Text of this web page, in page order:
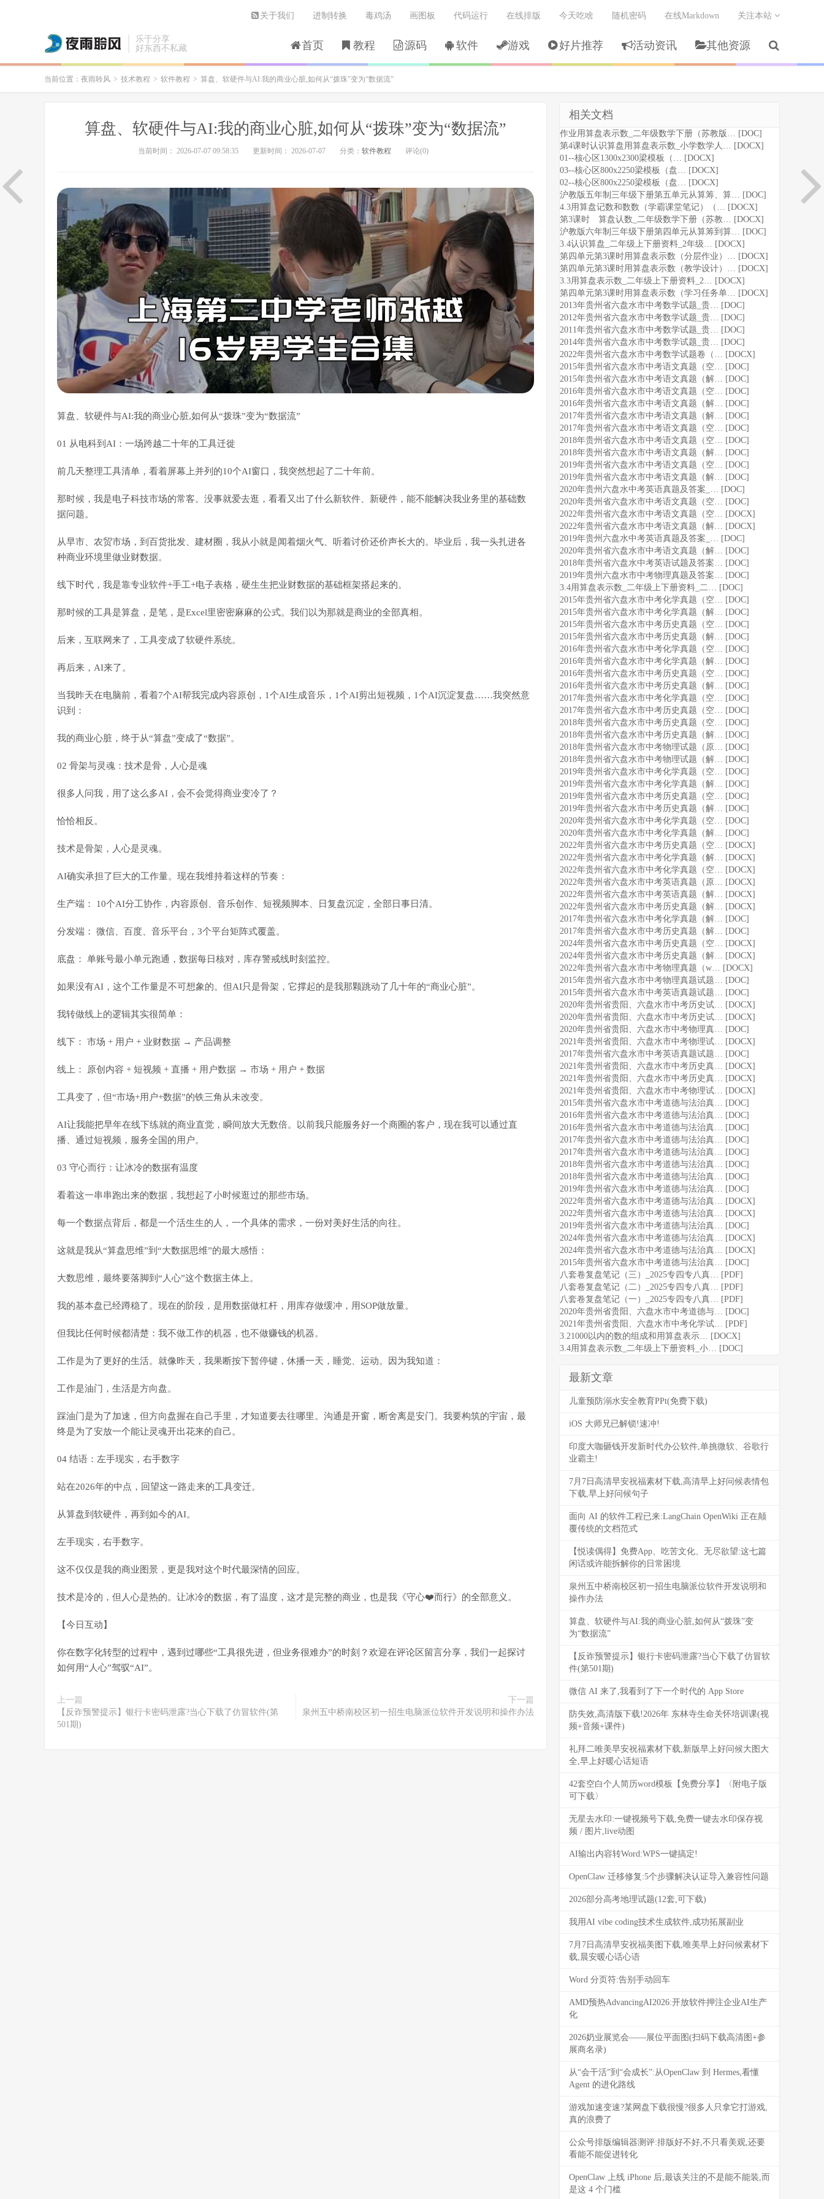
乐于分享
好东西不私藏
首页 教程 源码 软件 游戏 好片推荐 活动资讯 其他资源
关于我们 进制转换 毒鸡汤 画图板 代码运行 在线排版 今天吃啥 随机密码 在线Markdown 关注本站
当前位置： 夜雨聆风 > 技术教程 > 软件教程 > 算盘、软硬件与AI:我的商业心脏,如何从“拨珠”变为“数据流”
算盘、软硬件与AI:我的商业心脏,如何从“拨珠”变为“数据流”
当前时间： 2026-07-07 09:58:35 更新时间： 2026-07-07 分类： 软件教程 评论(0)
算盘、软硬件与AI:我的商业心脏,如何从“拨珠”变为“数据流”
01 从电科到AI：一场跨越二十年的工具迁徙
前几天整理工具清单，看着屏幕上并列的10个AI窗口，我突然想起了二十年前。
那时候，我是电子科技市场的常客。没事就爱去逛，看看又出了什么新软件、新硬件，能不能解决我业务里的基础数
据问题。
从早市、农贸市场，到百货批发、建材圈，我从小就是闻着烟火气、听着讨价还价声长大的。毕业后，我一头扎进各
种商业环境里做业财数据。
线下时代，我是靠专业软件+手工+电子表格，硬生生把业财数据的基础框架搭起来的。
那时候的工具是算盘，是笔，是Excel里密密麻麻的公式。我们以为那就是商业的全部真相。
后来，互联网来了，工具变成了软硬件系统。
再后来，AI来了。
当我昨天在电脑前，看着7个AI帮我完成内容原创，1个AI生成音乐，1个AI剪出短视频，1个AI沉淀复盘……我突然意
识到：
我的商业心脏，终于从“算盘”变成了“数据”。
02 骨架与灵魂：技术是骨，人心是魂
很多人问我，用了这么多AI，会不会觉得商业变冷了？
恰恰相反。
技术是骨架，人心是灵魂。
AI确实承担了巨大的工作量。现在我维持着这样的节奏：
生产端： 10个AI分工协作，内容原创、音乐创作、短视频脚本、日复盘沉淀，全部日事日清。
分发端： 微信、百度、音乐平台，3个平台矩阵式覆盖。
底盘： 单账号最小单元跑通，数据每日核对，库存警戒线时刻监控。
如果没有AI，这个工作量是不可想象的。但AI只是骨架，它撑起的是我那颗跳动了几十年的“商业心脏”。
我转做线上的逻辑其实很简单：
线下： 市场 + 用户 + 业财数据 → 产品调整
线上： 原创内容 + 短视频 + 直播 + 用户数据 → 市场 + 用户 + 数据
工具变了，但“市场+用户+数据”的铁三角从未改变。
AI让我能把早年在线下练就的商业直觉，瞬间放大无数倍。以前我只能服务好一个商圈的客户，现在我可以通过直
播、通过短视频，服务全国的用户。
03 守心而行：让冰冷的数据有温度
看着这一串串跑出来的数据，我想起了小时候逛过的那些市场。
每一个数据点背后，都是一个活生生的人，一个具体的需求，一份对美好生活的向往。
这就是我从“算盘思维”到“大数据思维”的最大感悟：
大数思维，最终要落脚到“人心”这个数据主体上。
我的基本盘已经蹲稳了。现在的阶段，是用数据做杠杆，用库存做缓冲，用SOP做放量。
但我比任何时候都清楚： 我不做工作的机器，也不做赚钱的机器。
工作是为了更好的生活。就像昨天，我果断按下暂停键，休播一天，睡觉、运动。因为我知道：
工作是油门，生活是方向盘。
踩油门是为了加速，但方向盘握在自己手里，才知道要去往哪里。沟通是开窗，断舍离是安门。我要构筑的宇宙，最
终是为了安放一个能让灵魂开出花来的自己。
04 结语：左手现实，右手数字
站在2026年的中点，回望这一路走来的工具变迁。
从算盘到软硬件，再到如今的AI。
左手现实，右手数字。
这不仅仅是我的商业图景，更是我对这个时代最深情的回应。
技术是冷的，但人心是热的。让冰冷的数据，有了温度，这才是完整的商业，也是我《守心❤️而行》的全部意义。
【今日互动】
你在数字化转型的过程中，遇到过哪些“工具很先进，但业务很难办”的时刻？欢迎在评论区留言分享，我们一起探讨
如何用“人心”驾驭“AI”。
上一篇
【反诈预警提示】银行卡密码泄露?当心下载了仿冒软件(第
501期)
下一篇
泉州五中桥南校区初一招生电脑派位软件开发说明和操作办法
相关文档
作业用算盘表示数_二年级数学下册（苏教版… [DOC]
第4课时认识算盘用算盘表示数_小学数学人… [DOCX]
01--核心区1300x2300梁模板（… [DOCX]
03--核心区800x2250梁模板（盘… [DOCX]
02--核心区800x2250梁模板（盘… [DOCX]
沪教版五年制三年级下册第五单元从算筹、算… [DOC]
4.3用算盘记数和数数（学霸课堂笔记）（… [DOCX]
第3课时 算盘认数_二年级数学下册（苏教… [DOCX]
沪教版六年制三年级下册第四单元从算筹到算… [DOC]
3.4认识算盘_二年级上下册资料_2年级… [DOCX]
第四单元第3课时用算盘表示数（分层作业）… [DOCX]
第四单元第3课时用算盘表示数（教学设计）… [DOCX]
3.3用算盘表示数_二年级上下册资料_2… [DOCX]
第四单元第3课时用算盘表示数（学习任务单… [DOCX]
2013年贵州省六盘水市中考数学试题_贵… [DOC]
2012年贵州省六盘水市中考数学试题_贵… [DOC]
2011年贵州省六盘水市中考数学试题_贵… [DOC]
2014年贵州省六盘水市中考数学试题_贵… [DOC]
2022年贵州省六盘水市中考数学试题卷（… [DOCX]
2015年贵州省六盘水市中考语文真题（空… [DOC]
2015年贵州省六盘水市中考语文真题（解… [DOC]
2016年贵州省六盘水市中考语文真题（空… [DOC]
2016年贵州省六盘水市中考语文真题（解… [DOC]
2017年贵州省六盘水市中考语文真题（解… [DOC]
2017年贵州省六盘水市中考语文真题（空… [DOC]
2018年贵州省六盘水市中考语文真题（空… [DOC]
2018年贵州省六盘水市中考语文真题（解… [DOC]
2019年贵州省六盘水市中考语文真题（空… [DOC]
2019年贵州省六盘水市中考语文真题（解… [DOC]
2020年贵州六盘水中考英语真题及答案_… [DOC]
2020年贵州省六盘水市中考语文真题（空… [DOC]
2022年贵州省六盘水市中考语文真题（空… [DOCX]
2022年贵州省六盘水市中考语文真题（解… [DOCX]
2019年贵州六盘水中考英语真题及答案_… [DOC]
2020年贵州省六盘水市中考语文真题（解… [DOC]
2018年贵州省六盘水中考英语试题及答案… [DOC]
2019年贵州六盘水市中考物理真题及答案… [DOC]
3.4用算盘表示数_二年级上下册资料_二… [DOC]
2015年贵州省六盘水市中考化学真题（空… [DOC]
2015年贵州省六盘水市中考化学真题（解… [DOC]
2015年贵州省六盘水市中考历史真题（空… [DOC]
2015年贵州省六盘水市中考历史真题（解… [DOC]
2016年贵州省六盘水市中考化学真题（空… [DOC]
2016年贵州省六盘水市中考化学真题（解… [DOC]
2016年贵州省六盘水市中考历史真题（空… [DOC]
2016年贵州省六盘水市中考历史真题（解… [DOC]
2017年贵州省六盘水市中考化学真题（空… [DOC]
2017年贵州省六盘水市中考历史真题（空… [DOC]
2018年贵州省六盘水市中考历史真题（空… [DOC]
2018年贵州省六盘水市中考历史真题（解… [DOC]
2018年贵州省六盘水市中考物理试题（原… [DOC]
2018年贵州省六盘水市中考物理试题（解… [DOC]
2019年贵州省六盘水市中考化学真题（空… [DOC]
2019年贵州省六盘水市中考化学真题（解… [DOC]
2019年贵州省六盘水市中考历史真题（空… [DOC]
2019年贵州省六盘水市中考历史真题（解… [DOC]
2020年贵州省六盘水市中考化学真题（空… [DOC]
2020年贵州省六盘水市中考化学真题（解… [DOC]
2022年贵州省六盘水市中考历史真题（空… [DOCX]
2022年贵州省六盘水市中考化学真题（解… [DOCX]
2022年贵州省六盘水市中考化学真题（空… [DOCX]
2022年贵州省六盘水市中考英语真题（原… [DOCX]
2022年贵州省六盘水市中考英语真题（解… [DOCX]
2022年贵州省六盘水市中考历史真题（解… [DOCX]
2017年贵州省六盘水市中考化学真题（解… [DOC]
2017年贵州省六盘水市中考历史真题（解… [DOC]
2024年贵州省六盘水市中考历史真题（空… [DOCX]
2024年贵州省六盘水市中考历史真题（解… [DOCX]
2022年贵州省六盘水市中考物理真题（w… [DOCX]
2015年贵州省六盘水市中考物理真题试题… [DOC]
2015年贵州省六盘水市中考英语真题试题… [DOC]
2020年贵州省贵阳、六盘水市中考历史试… [DOCX]
2020年贵州省贵阳、六盘水市中考历史试… [DOCX]
2020年贵州省贵阳、六盘水市中考物理真… [DOC]
2021年贵州省贵阳、六盘水市中考物理试… [DOCX]
2017年贵州省六盘水市中考英语真题试题… [DOC]
2021年贵州省贵阳、六盘水市中考历史真… [DOCX]
2021年贵州省贵阳、六盘水市中考历史真… [DOCX]
2021年贵州省贵阳、六盘水市中考物理试… [DOCX]
2015年贵州省六盘水市中考道德与法治真… [DOC]
2016年贵州省六盘水市中考道德与法治真… [DOC]
2016年贵州省六盘水市中考道德与法治真… [DOC]
2017年贵州省六盘水市中考道德与法治真… [DOC]
2017年贵州省六盘水市中考道德与法治真… [DOC]
2018年贵州省六盘水市中考道德与法治真… [DOC]
2018年贵州省六盘水市中考道德与法治真… [DOC]
2019年贵州省六盘水市中考道德与法治真… [DOC]
2022年贵州省六盘水市中考道德与法治真… [DOCX]
2022年贵州省六盘水市中考道德与法治真… [DOCX]
2019年贵州省六盘水市中考道德与法治真… [DOC]
2024年贵州省六盘水市中考道德与法治真… [DOCX]
2024年贵州省六盘水市中考道德与法治真… [DOCX]
2015年贵州省六盘水市中考道德与法治真… [DOC]
八套卷复盘笔记（三）_2025专四专八真… [PDF]
八套卷复盘笔记（二）_2025专四专八真… [PDF]
八套卷复盘笔记（一）_2025专四专八真… [PDF]
2020年贵州省贵阳、六盘水市中考道德与… [DOC]
2021年贵州省贵阳、六盘水市中考化学试… [PDF]
3.21000以内的数的组成和用算盘表示… [DOCX]
3.4用算盘表示数_二年级上下册资料_小… [DOC]
最新文章
儿童预防溺水安全教育PPt(免费下载)
iOS 大师兄已解锁!速冲!
印度大咖砸钱开发新时代办公软件,单挑微软、谷歌行
业霸主!
7月7日高清早安祝福素材下载,高清早上好问候表情包
下载,早上好问候句子
面向 AI 的软件工程已来:LangChain OpenWiki 正在颠
覆传统的文档范式
【悦读偶得】免费App、吃苦文化、无尽欲望:这七篇
闲话或许能拆解你的日常困境
泉州五中桥南校区初一招生电脑派位软件开发说明和
操作办法
算盘、软硬件与AI:我的商业心脏,如何从“拨珠”变
为“数据流”
【反诈预警提示】银行卡密码泄露?当心下载了仿冒软
件(第501期)
微信 AI 来了,我看到了下一个时代的 App Store
防失效,高清版下载!2026年 东林寺生命关怀培训课(视
频+音频+课件)
礼拜二唯美早安祝福素材下载,新版早上好问候大图大
全,早上好暖心话短语
42套空白个人简历word模板【免费分享】〈附电子版
可下载〉
无星去水印:一键视频号下载,免费一键去水印保存视
频 / 图片,live动图
AI输出内容转Word:WPS一键搞定!
OpenClaw 迁移修复:5个步骤解决认证导入兼容性问题
2026部分高考地理试题(12套,可下载)
我用AI vibe coding技术生成软件,成功拓展副业
7月7日高清早安祝福美图下载,唯美早上好问候素材下
载,晨安暖心话心语
Word 分页符:告别手动回车
AMD预热AdvancingAI2026:开放软件押注企业AI生产
化
2026奶业展览会——展位平面图(扫码下载高清图+参
展商名录)
从“会干活”到“会成长”:从OpenClaw 到 Hermes,看懂
Agent 的进化路线
游戏加速变速?某网盘下载很慢?很多人只拿它打游戏,
真的浪费了
公众号排版编辑器测评:排版好不好,不只看美观,还要
看能不能促进转化
OpenClaw 上线 iPhone 后,最该关注的不是能不能装,而
是这 4 个门槛